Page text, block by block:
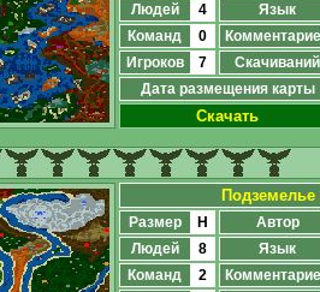
Людей
4 Язык
Команд
0
Игроков
7 Скачиваний
Дата размещения карты
Скачать
Размер H Автор
Людей
8 Язык
Команд
2